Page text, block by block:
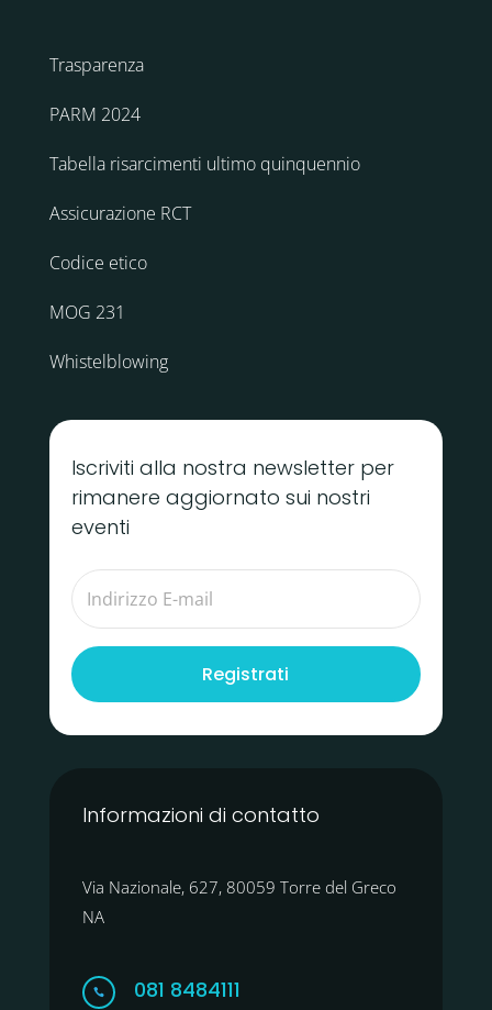
Trasparenza
PARM 2024
Tabella risarcimenti ultimo quinquennio
Assicurazione RCT
Codice etico
MOG 231
Whistelblowing
Iscriviti alla nostra newsletter per
rimanere aggiornato sui nostri
eventi
Registrati
Informazioni di contatto
Via Nazionale, 627, 80059 Torre del Greco
NA
 081 8484111